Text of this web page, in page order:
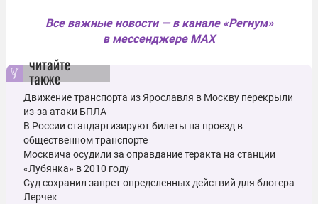
Все важные новости — в канале «Регнум»
в мессенджере MAX
читайте
также
Движение транспорта из Ярославля в Москву перекрыли
из-за атаки БПЛА
В России стандартизируют билеты на проезд в
общественном транспорте
Москвича осудили за оправдание теракта на станции
«Лубянка» в 2010 году
Суд сохранил запрет определенных действий для блогера
Лерчек